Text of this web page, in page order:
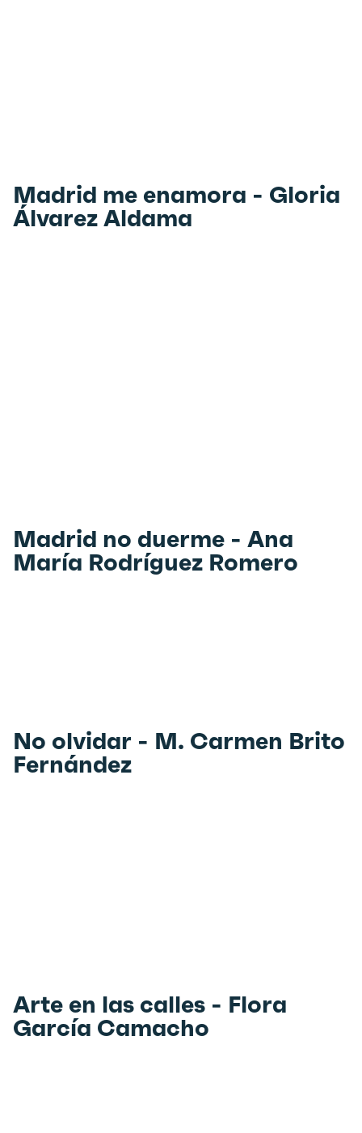
Madrid me enamora - Gloria
Álvarez Aldama
Madrid no duerme - Ana
María Rodríguez Romero
No olvidar - M. Carmen Brito
Fernández
Arte en las calles - Flora
García Camacho